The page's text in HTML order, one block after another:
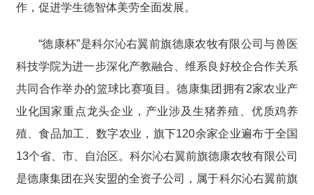
作，促进学生德智体美劳全面发展。
“德康杯”是科尔沁右翼前旗德康农牧有限公司与兽医
科技学院为进一步深化产教融合、维系良好校企合作关系
共同合作举办的篮球比赛项目。德康集团拥有2家农业产
业化国家重点龙头企业，产业涉及生猪养殖、优质鸡养
殖、食品加工、数字农业，旗下120余家企业遍布于全国
13个省、市、自治区。科尔沁右翼前旗德康农牧有限公司
是德康集团在兴安盟的全资子公司，属于科尔沁右翼前旗